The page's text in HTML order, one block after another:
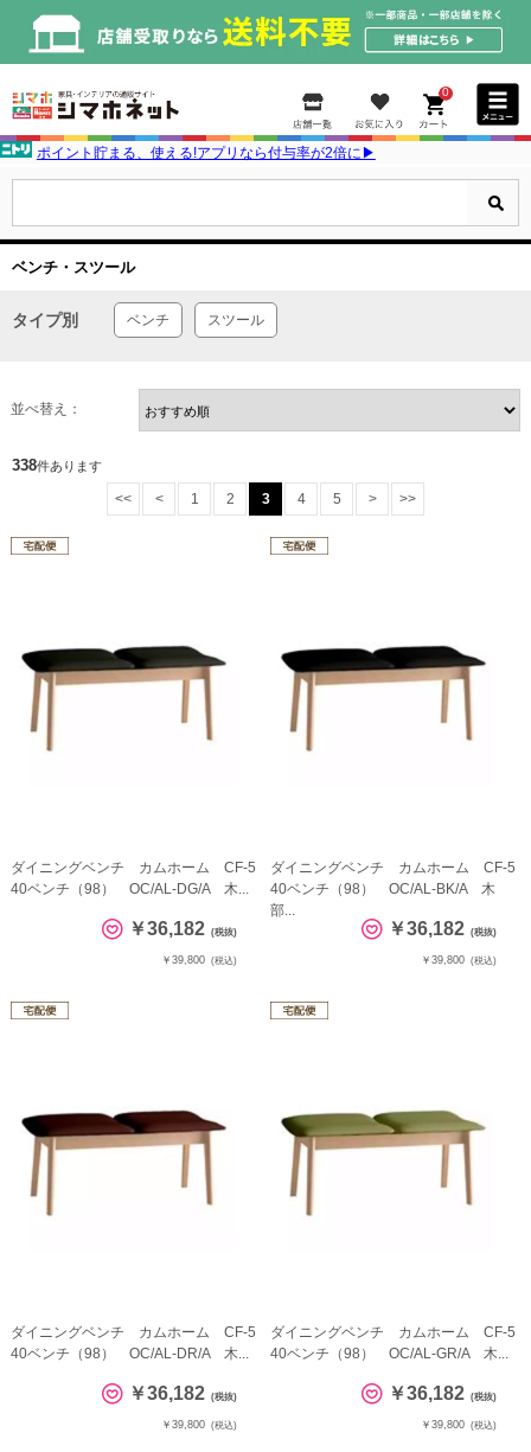
0
ポイント貯まる、使える!アプリなら付与率が2倍に▶
ベンチ・スツール
タイプ別 ベンチ スツール
並べ替え：
338件あります
<< < 1 2 3 4 5 > >>
ダイニングベンチ カムホーム CF-5
40ベンチ（98） OC/AL-DG/A 木...
￥36,182 (税抜)
￥39,800 (税込)
ダイニングベンチ カムホーム CF-5
40ベンチ（98） OC/AL-BK/A 木
部...
￥36,182 (税抜)
￥39,800 (税込)
ダイニングベンチ カムホーム CF-5
40ベンチ（98） OC/AL-DR/A 木...
￥36,182 (税抜)
￥39,800 (税込)
ダイニングベンチ カムホーム CF-5
40ベンチ（98） OC/AL-GR/A 木...
￥36,182 (税抜)
￥39,800 (税込)